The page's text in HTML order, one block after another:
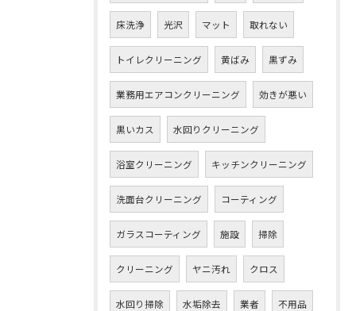
床洗浄 光沢 マット 取れない
トイレクリーニング 黄ばみ 黒ずみ
業務用エアコンクリーニング 効きが悪い
黒いカス 水回りクリーニング
浴室クリーニング キッチンクリーニング
洗面台クリーニング コーティング
ガラスコーティング 施設 掃除
クリーニング ヤニ汚れ クロス
水回り掃除 水垢除去 業者 不用品